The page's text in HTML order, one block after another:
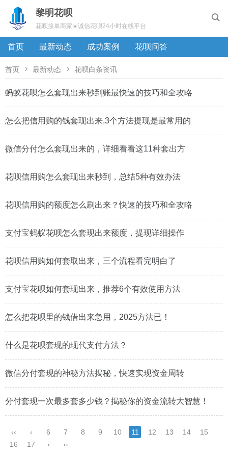

黎明花呗
花呗接单商家☀️诚信花呗24小时在线平台
首页 最新动态 成功案例 花呗问答
首页  最新动态  花呗白条资讯
蚂蚁花呗怎么套现出来秒到账最快速的技巧和全攻略
怎么把信用购的钱套现出来,3个方法提现是最常用的
微信分付怎么套现出来的，详细看看这11种套出方
花呗信用购怎么套现出来秒到，总结5种有效办法
花呗信用购的额度怎么刷出来？快速的技巧和全攻略
支付宝蚂蚁花呗怎么套现出来额度，提现详细操作
花呗信用购如何套取出来，三个流程看完明白了
支付宝花呗如何套现出来，推荐6个有效使用方法
怎么把花呗里的钱借出来急用，2025方法已！
什么是花呗套现的现代支付方法？
微信分付套现的神秘方法揭秘，快速实现资金周转
分付套现一次最多套多少钱？揭秘你的资金流转大智慧！
‹‹ ‹ 6 7 8 9 10 11 12 13 14
15
16
17 › ››